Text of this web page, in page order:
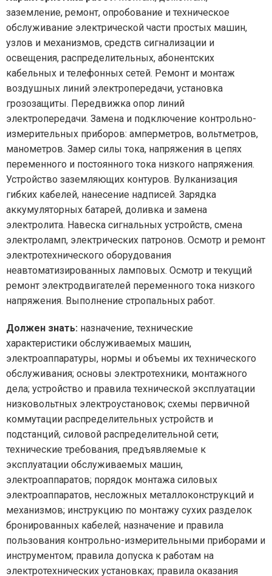
заземление, ремонт, опробование и техническое
обслуживание электрической части простых машин,
узлов и механизмов, средств сигнализации и
освещения, распределительных, абонентских
кабельных и телефонных сетей. Ремонт и монтаж
воздушных линий электропередачи, установка
грозозащиты. Передвижка опор линий
электропередачи. Замена и подключение контрольно-
измерительных приборов: амперметров, вольтметров,
манометров. Замер силы тока, напряжения в цепях
переменного и постоянного тока низкого напряжения.
Устройство заземляющих контуров. Вулканизация
гибких кабелей, нанесение надписей. Зарядка
аккумуляторных батарей, доливка и замена
электролита. Навеска сигнальных устройств, смена
электроламп, электрических патронов. Осмотр и ремонт
электротехнического оборудования
неавтоматизированных ламповых. Осмотр и текущий
ремонт электродвигателей переменного тока низкого
напряжения. Выполнение стропальных работ.
Должен знать: назначение, технические
характеристики обслуживаемых машин,
электроаппаратуры, нормы и объемы их технического
обслуживания; основы электротехники, монтажного
дела; устройство и правила технической эксплуатации
низковольтных электроустановок; схемы первичной
коммутации распределительных устройств и
подстанций, силовой распределительной сети;
технические требования, предъявляемые к
эксплуатации обслуживаемых машин,
электроаппаратов; порядок монтажа силовых
электроаппаратов, несложных металлоконструкций и
механизмов; инструкцию по монтажу сухих разделок
бронированных кабелей; назначение и правила
пользования контрольно-измерительными приборами и
инструментом; правила допуска к работам на
электротехнических установках; правила оказания